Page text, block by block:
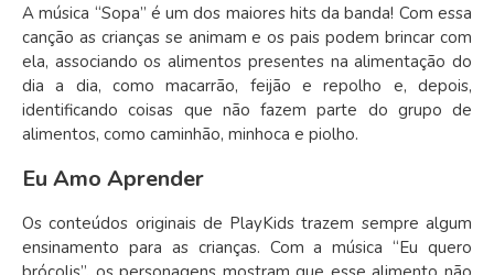
A música “Sopa” é um dos maiores hits da banda! Com essa
canção as crianças se animam e os pais podem brincar com
ela, associando os alimentos presentes na alimentação do
dia a dia, como macarrão, feijão e repolho e, depois,
identificando coisas que não fazem parte do grupo de
alimentos, como caminhão, minhoca e piolho.
Eu Amo Aprender
Os conteúdos originais de PlayKids trazem sempre algum
ensinamento para as crianças. Com a música “Eu quero